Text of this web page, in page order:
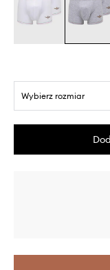
Wybierz rozmiar